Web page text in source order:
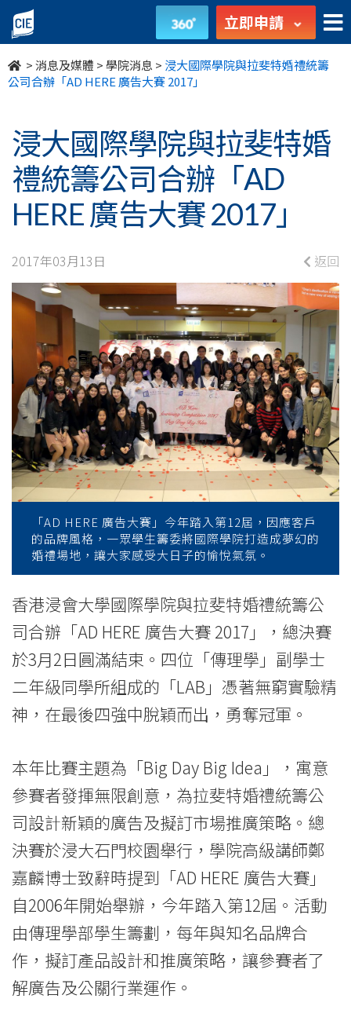
浸
大
國
學
院
與
拉
斐
特
婚
禮
統
籌
公
辦
「AD
HERE
廣
告
大
賽
2017」
學
院
消
息
立即申請
>消息及媒體 >學院消息 > 浸大國際學院與拉斐特婚禮統籌
公司合辦「AD HERE 廣告大賽 2017」
浸大國際學院與拉斐特婚
禮統籌公司合辦「AD
HERE 廣告大賽 2017」
2017年03月13日 返回
「AD HERE 廣告大賽」今年踏入第12屆，因應客戶
的品牌風格，一眾學生籌委將國際學院打造成夢幻的
婚禮場地，讓大家感受大日子的愉悅氣氛。
香港浸會大學國際學院與拉斐特婚禮統籌公
司合辦「AD HERE 廣告大賽 2017」，總決賽
於3月2日圓滿結束。四位「傳理學」副學士
二年級同學所組成的「LAB」憑著無窮實驗精
神，在最後四強中脫穎而出，勇奪冠軍。
本年比賽主題為「Big Day Big Idea」，寓意
參賽者發揮無限創意，為拉斐特婚禮統籌公
司設計新穎的廣告及擬訂市場推廣策略。總
決賽於浸大石門校園舉行，學院高級講師鄭
嘉麟博士致辭時提到「AD HERE 廣告大賽」
自2006年開始舉辦，今年踏入第12屆。活動
由傳理學部學生籌劃，每年與知名品牌合
作，擬訂產品設計和推廣策略，讓參賽者了
解廣告及公關行業運作。